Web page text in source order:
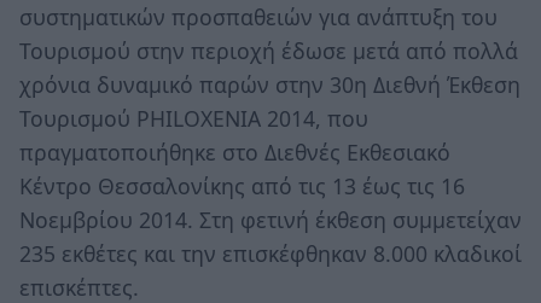
συστηματικών προσπαθειών για ανάπτυξη του
Τουρισμού στην περιοχή έδωσε μετά από πολλά
χρόνια δυναμικό παρών στην 30η Διεθνή Έκθεση
Τουρισμού PHILOXENIA 2014, που
πραγματοποιήθηκε στο Διεθνές Εκθεσιακό
Κέντρο Θεσσαλονίκης από τις 13 έως τις 16
Νοεμβρίου 2014. Στη φετινή έκθεση συμμετείχαν
235 εκθέτες και την επισκέφθηκαν 8.000 κλαδικοί
επισκέπτες.